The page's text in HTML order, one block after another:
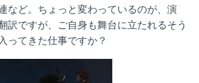
など。ちょっと変わっているのが、演
訳ですが、ご自身も舞台に立たれるそう
ってきた仕事ですか？